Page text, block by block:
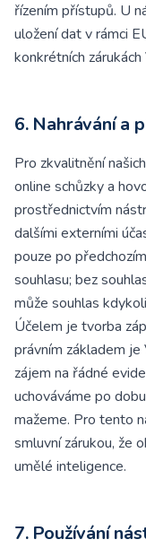
řízením přístupů. U
uložení dat v rámci
konkrétních
6. Nahrávání a
Pro zkvalitnění
online schůzky a
prostřednictvím
dalšími externími
pouze po
souhlasu; bez
může souhlas
Účelem je tvorba
právním základem
zájem na řádné
uchováváme po
mažeme. Pro tento
smluvní zárukou, že
umělé inteligence.
7. Používání